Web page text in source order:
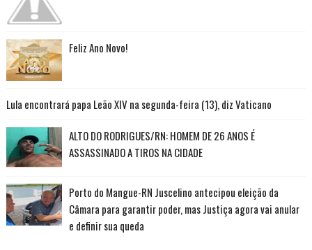
Feliz Ano Novo!
Lula encontrará papa Leão XIV na segunda-feira (13), diz Vaticano
ALTO DO RODRIGUES/RN: HOMEM DE 26 ANOS É
ASSASSINADO A TIROS NA CIDADE
Porto do Mangue-RN Juscelino antecipou eleição da
Câmara para garantir poder, mas Justiça agora vai anular
e definir sua queda